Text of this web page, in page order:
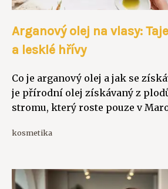
Arganový olej na vlasy:
a lesklé hřívy
Co je arganový olej a jak se
je přírodní olej získávaný z
stromu, který roste pouze v
kosmetika